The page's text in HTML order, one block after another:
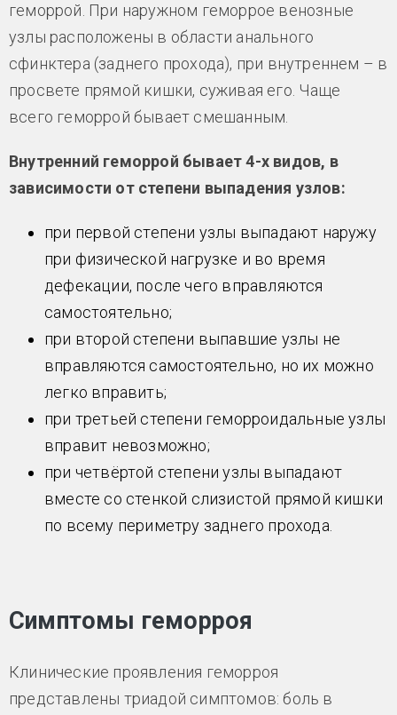
геморрой. При наружном геморрое венозные
узлы расположены в области анального
сфинктера (заднего прохода), при внутреннем – в
просвете прямой кишки, суживая его. Чаще
всего геморрой бывает смешанным.
Внутренний геморрой бывает 4-х видов, в
зависимости от степени выпадения узлов:
при первой степени узлы выпадают наружу
при физической нагрузке и во время
дефекации, после чего вправляются
самостоятельно;
при второй степени выпавшие узлы не
вправляются самостоятельно, но их можно
легко вправить;
при третьей степени геморроидальные узлы
вправит невозможно;
при четвёртой степени узлы выпадают
вместе со стенкой слизистой прямой кишки
по всему периметру заднего прохода.
Симптомы геморроя
Клинические проявления геморроя
представлены триадой симптомов: боль в